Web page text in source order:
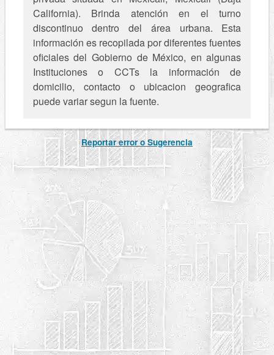
California). Brinda atención en el turno
discontinuo dentro del área urbana. Esta
información es recopilada por diferentes fuentes
oficiales del Gobierno de México, en algunas
Instituciones o CCTs la información de
domicilio, contacto o ubicacion geografica
puede variar segun la fuente.
Reportar error o Sugerencia